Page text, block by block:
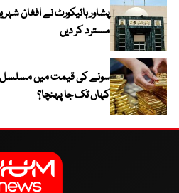
پشاور ہائیکورٹ نے افغان
مسترد کر دیں
سونے کی قیمت میں مسلسل
کہاں تک جا پہنچا؟